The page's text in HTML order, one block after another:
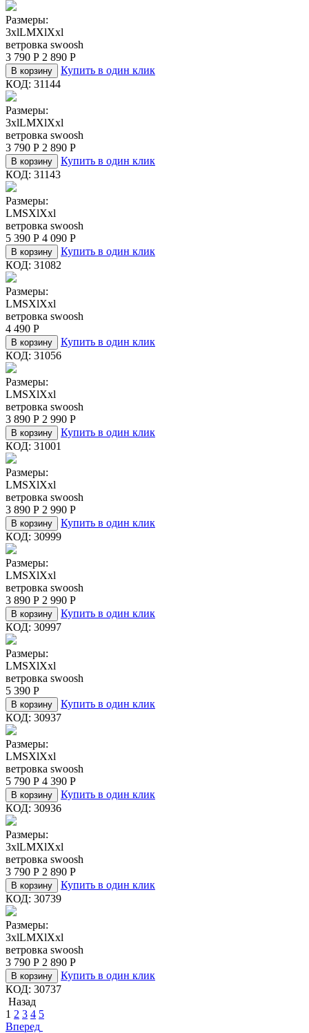
Размеры:
3xlLMXlXxl
ветровка swoosh
3 790 Р 2 890 Р
В корзину
Купить в один клик
КОД: 31144
Размеры:
3xlLMXlXxl
ветровка swoosh
3 790 Р 2 890 Р
В корзину
Купить в один клик
КОД: 31143
Размеры:
LMSXlXxl
ветровка swoosh
5 390 Р 4 090 Р
В корзину
Купить в один клик
КОД: 31082
Размеры:
LMSXlXxl
ветровка swoosh
4 490 Р
В корзину
Купить в один клик
КОД: 31056
Размеры:
LMSXlXxl
ветровка swoosh
3 890 Р 2 990 Р
В корзину
Купить в один клик
КОД: 31001
Размеры:
LMSXlXxl
ветровка swoosh
3 890 Р 2 990 Р
В корзину
Купить в один клик
КОД: 30999
Размеры:
LMSXlXxl
ветровка swoosh
3 890 Р 2 990 Р
В корзину
Купить в один клик
КОД: 30997
Размеры:
LMSXlXxl
ветровка swoosh
5 390 Р
В корзину
Купить в один клик
КОД: 30937
Размеры:
LMSXlXxl
ветровка swoosh
5 790 Р 4 390 Р
В корзину
Купить в один клик
КОД: 30936
Размеры:
3xlLMXlXxl
ветровка swoosh
3 790 Р 2 890 Р
В корзину
Купить в один клик
КОД: 30739
Размеры:
3xlLMXlXxl
ветровка swoosh
3 790 Р 2 890 Р
В корзину
Купить в один клик
КОД: 30737
Назад
1 2 3 4 5
Вперед